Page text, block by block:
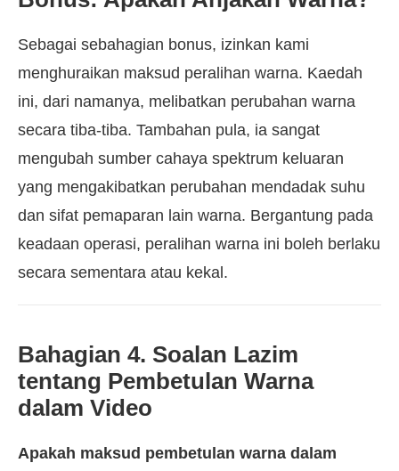
Sebagai sebahagian bonus, izinkan kami
menghuraikan maksud peralihan warna. Kaedah
ini, dari namanya, melibatkan perubahan warna
secara tiba-tiba. Tambahan pula, ia sangat
mengubah sumber cahaya spektrum keluaran
yang mengakibatkan perubahan mendadak suhu
dan sifat pemaparan lain warna. Bergantung pada
keadaan operasi, peralihan warna ini boleh berlaku
secara sementara atau kekal.
Bahagian 4. Soalan Lazim
tentang Pembetulan Warna
dalam Video
Apakah maksud pembetulan warna dalam